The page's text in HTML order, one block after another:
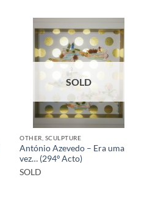
SOLD
OTHER, SCULPTURE
António Azevedo – Era uma
vez… (294º Acto)
SOLD